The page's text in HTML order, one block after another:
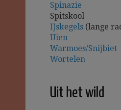
Spinazie
Spitskool
IJskegels (lange
Uien
Warmoes/Snijbiet
Wortelen
Uit het wild